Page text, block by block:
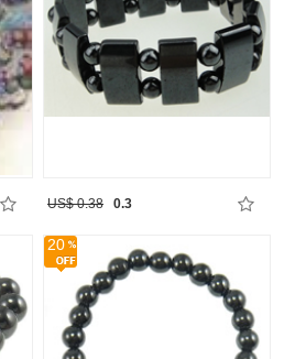
US$ 0.38 0.3
20